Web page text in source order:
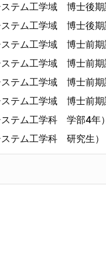
テム工学域 博士後期
ム工学域 博士後期
ム工学域 博士前期
ム工学域 博士前期
ム工学域 博士前期
ム工学域 博士前期
テム工学科 学部4年）
テム工学科 研究生）